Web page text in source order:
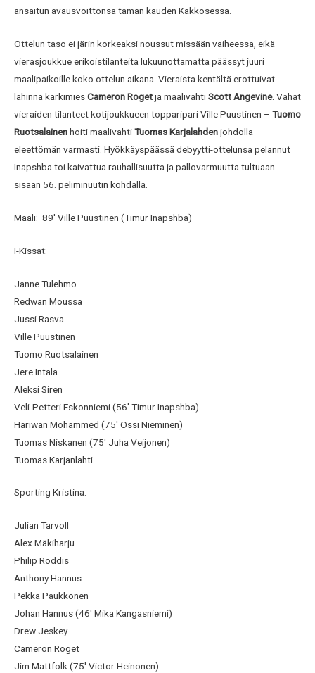
ansaitun avausvoittonsa tämän kauden Kakkosessa.
Ottelun taso ei järin korkeaksi noussut missään vaiheessa, eikä
vierasjoukkue erikoistilanteita lukuunottamatta päässyt juuri
maalipaikoille koko ottelun aikana. Vieraista kentältä erottuivat
lähinnä kärkimiesCameron Rogetja maalivahtiScott Angevine.Vähät
vieraiden tilanteet kotijoukkueen topparipari Ville Puustinen – Tuomo
Ruotsalainenhoiti maalivahtiTuomas Karjalahdenjohdolla
eleettömän varmasti. Hyökkäyspäässä debyytti-ottelunsa pelannut
Inapshba toi kaivattua rauhallisuutta ja pallovarmuutta tultuaan
sisään 56. peliminuutin kohdalla.
Maali: 89′ Ville Puustinen (Timur Inapshba)
I-Kissat:
Janne Tulehmo
Redwan Moussa
Jussi Rasva
Ville Puustinen
Tuomo Ruotsalainen
Jere Intala
Aleksi Siren
Veli-Petteri Eskonniemi (56′ Timur Inapshba)
Hariwan Mohammed (75′ Ossi Nieminen)
Tuomas Niskanen (75′ Juha Veijonen)
Tuomas Karjanlahti
Sporting Kristina:
Julian Tarvoll
Alex Mäkiharju
Philip Roddis
Anthony Hannus
Pekka Paukkonen
Johan Hannus (46′ Mika Kangasniemi)
Drew Jeskey
Cameron Roget
Jim Mattfolk (75′ Victor Heinonen)